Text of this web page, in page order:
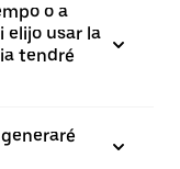
o a
elijo usar la
tendré